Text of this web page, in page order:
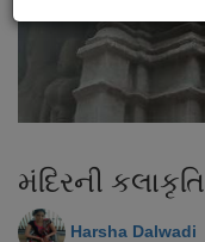
મંદિરની કલાકૃતિ
Harsha Dalwadi